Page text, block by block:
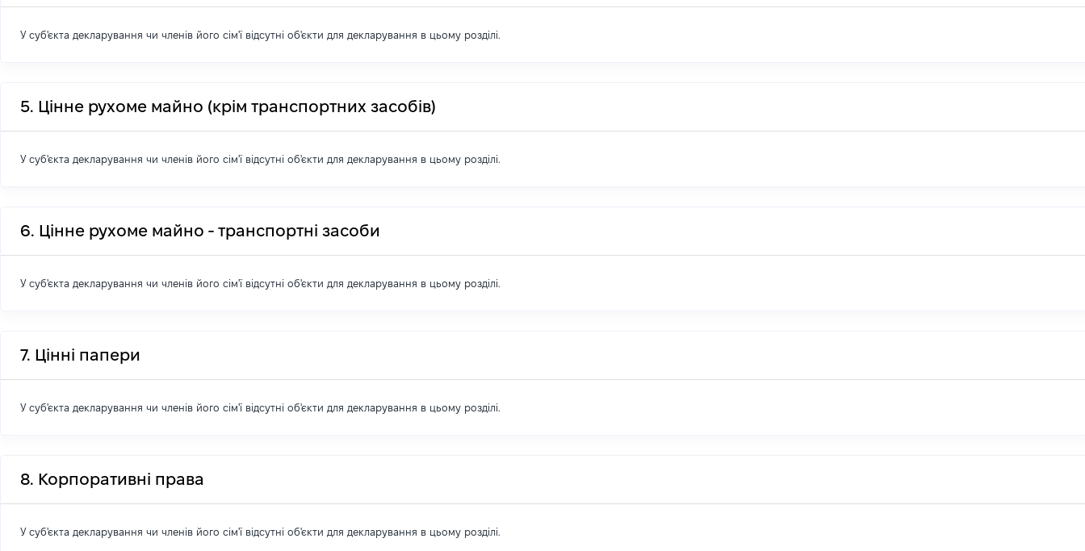
У суб'єкта декларування чи членів його сім'ї відсутні об'єкти для декларування в цьому розділі.
5. Цінне рухоме майно (крім транспортних засобів)
У суб'єкта декларування чи членів його сім'ї відсутні об'єкти для декларування в цьому розділі.
6. Цінне рухоме майно - транспортні засоби
У суб'єкта декларування чи членів його сім'ї відсутні об'єкти для декларування в цьому розділі.
7. Цінні папери
У суб'єкта декларування чи членів його сім'ї відсутні об'єкти для декларування в цьому розділі.
8. Корпоративні права
У суб'єкта декларування чи членів його сім'ї відсутні об'єкти для декларування в цьому розділі.